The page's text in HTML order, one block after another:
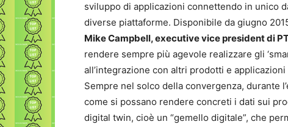
sviluppo di applicazioni connettendo in unico
diverse piattaforme. Disponibile da giugno
Mike Campbell, executive vice president di
rendere sempre più agevole realizzare gli
all’integrazione con altri prodotti e
Sempre nel solco della convergenza, durante
come si possano rendere concreti i dati sui
digital twin, cioè un “gemello digitale”, che